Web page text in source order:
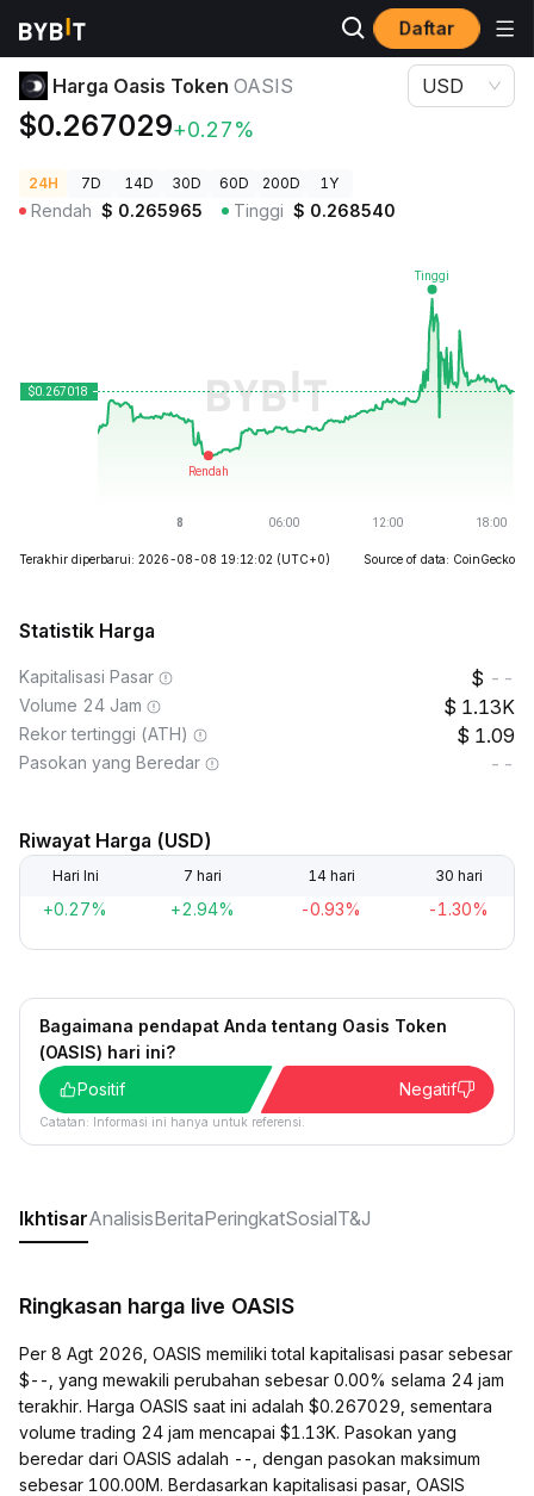
Daftar
Harga Kripto
Harga Oasis Token OASIS
$0.267029+0.27%
USD
24H 7D 14D 30D 60D 200D 1Y
Rendah $ 0.265965 Tinggi $ 0.268540
Terakhir diperbarui: 2026-08-08 19:12:02 (UTC+0) Source of data: CoinGecko
Statistik Harga
Kapitalisasi Pasar --
Volume 24 Jam 1.13K
Rekor tertinggi (ATH) 1.09
Pasokan yang Beredar --
Riwayat Harga (USD)
Hari Ini 7 hari 14 hari 30 hari
+0.27% +2.94% -0.93% -1.30%
Bagaimana pendapat Anda tentang Oasis Token
(OASIS) hari ini?
Positif
Negatif
Catatan: Informasi ini hanya untuk referensi.
IkhtisarAnalisisBeritaPeringkatSosialT&J
Ringkasan harga live OASIS
Per 8 Agt 2026, OASIS memiliki total kapitalisasi pasar sebesar
$--, yang mewakili perubahan sebesar 0.00% selama 24 jam
terakhir. Harga OASIS saat ini adalah $0.267029, sementara
volume trading 24 jam mencapai $1.13K. Pasokan yang
beredar dari OASIS adalah --, dengan pasokan maksimum
sebesar 100.00M. Berdasarkan kapitalisasi pasar, OASIS